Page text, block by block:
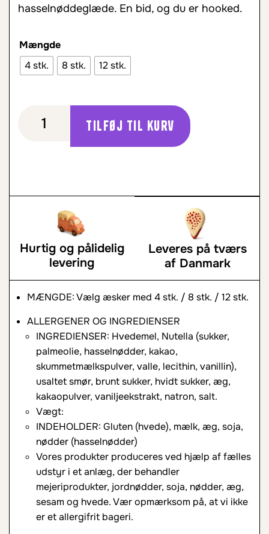
hasselnøddeglæde. En bid, og du er hooked.
Mængde
4 stk.
8 stk. 12 stk.
Tilføj til kurv
Hurtig og pålidelig
levering
Leveres på tværs
af Danmark
MÆNGDE: Vælg æsker med 4 stk. / 8 stk. / 12 stk.
ALLERGENER OG INGREDIENSER
INGREDIENSER: Hvedemel, Nutella (sukker,
palmeolie, hasselnødder, kakao,
skummetmælkspulver, valle, lecithin, vanillin),
usaltet smør, brunt sukker, hvidt sukker, æg,
kakaopulver, vaniljeekstrakt, natron, salt.
Vægt:
INDEHOLDER: Gluten (hvede), mælk, æg, soja,
nødder (hasselnødder)
Vores produkter produceres ved hjælp af fælles
udstyr i et anlæg, der behandler
mejeriprodukter, jordnødder, soja, nødder, æg,
sesam og hvede. Vær opmærksom på, at vi ikke
er et allergifrit bageri.